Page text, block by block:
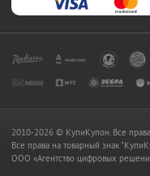
2010-2026 © КупиКупон. Все
Все права на товарный знак
OOO «Агентство цифровых